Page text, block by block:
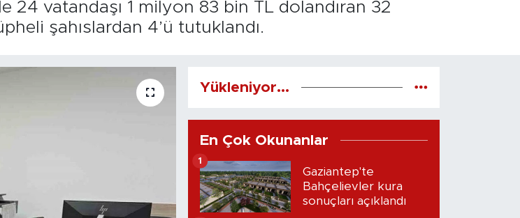
24 vatandaşı 1 milyon 83 bin TL dolandıran 32
şahıslardan 4’ü tutuklandı.
Yükleniyor...
En Çok Okunanlar
Gaziantep'te
Bahçelievler kura
sonuçları açıklandı
1